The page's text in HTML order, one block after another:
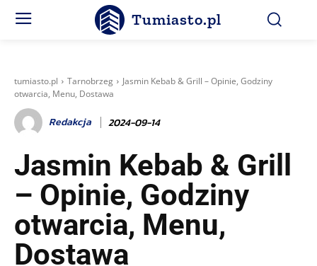
Tumiasto.pl
tumiasto.pl Tarnobrzeg
Jasmin Kebab & Grill – Opinie, Godziny
otwarcia, Menu, Dostawa
Redakcja 2024-09-14
Jasmin Kebab & Grill
– Opinie, Godziny
otwarcia, Menu,
Dostawa